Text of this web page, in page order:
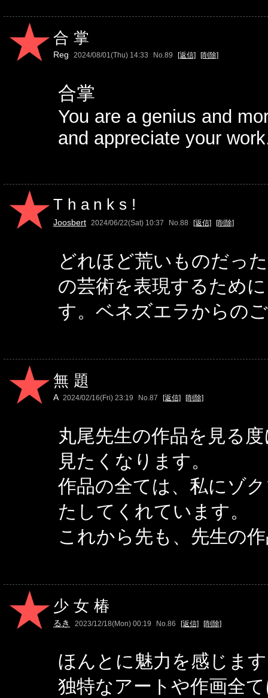
合掌
Reg 2024/08/01(Thu) 14:33 No.89 [返信] [削除]
合掌
You are a genius and
and appreciate your
Thanks!
Joosbert 2024/06/22(Sat) 10:37 No.88 [返信] [削除]
どれほど荒いものだっ
の芸術を表現するため
す。ベネズエラからの
無題
A 2024/02/16(Fri) 23:19 No.87 [返信] [削除]
丸尾先生の作品を見る
見たくなります。
作品の全ては、私にゾ
たしてくれています。
これから先も、先生の
少女椿
るき 2023/12/18(Mon) 00:19 No.86 [返信] [削除]
ほんとに魅力を感じま
独特なアートや作画全